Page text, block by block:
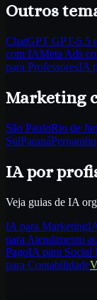
Outros
ChatGPT GPT-5.5
com IAMeta Ads
para ProfessoresIA
Marketing
São PauloRio de
SulParaná
IA por
Veja guias de IA
IA para Marketing
para Atendimento
PagoIA para Social
para Contabilidade